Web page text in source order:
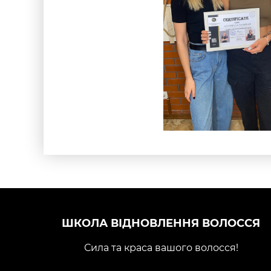
ШКОЛА ВІДНОВЛЕННЯ ВОЛОССЯ
Сила та краса вашого волосся!